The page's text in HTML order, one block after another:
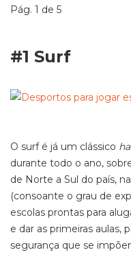
Pág. 1 de 5
#1 Surf
O surf é já um clássico
durante todo o ano,
de Norte a Sul do país,
(consoante o grau de
escolas prontas para
e dar as primeiras aulas,
segurança que se